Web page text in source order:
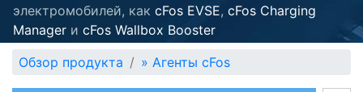
электромобилей, как cFos EVSE, cFos Charging
Manager и cFos Wallbox Booster
Обзор продукта
» Агенты cFos